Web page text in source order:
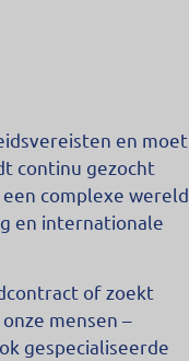
en moet
continu gezocht
complexe wereld,
en internationale
of zoekt
mensen –
gespecialiseerde